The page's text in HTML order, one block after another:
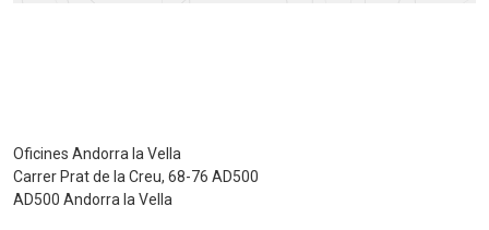
Oficines Andorra la Vella
Carrer Prat de la Creu, 68-76 AD500
AD500 Andorra la Vella